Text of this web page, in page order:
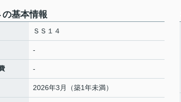
の基本情報
ＳＳ１４
-
-
2026年3月（築1年未満）